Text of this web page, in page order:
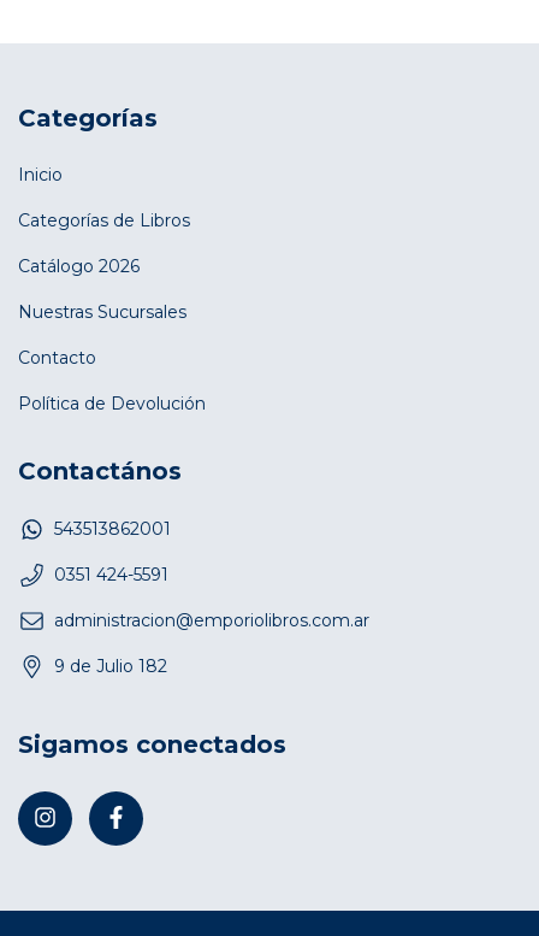
Categorías
Inicio
Categorías de Libros
Catálogo 2026
Nuestras Sucursales
Contacto
Política de Devolución
Contactános
543513862001
0351 424-5591
administracion@emporiolibros.com.ar
9 de Julio 182
Sigamos conectados